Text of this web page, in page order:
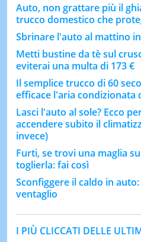
Auto, non grattare più il
trucco domestico che
Sbrinare l'auto al mattino
Metti bustine da tè sul
eviterai una multa di 173 €
Il semplice trucco di 60
efficace l'aria condizionata
Lasci l'auto al sole? Ecco
accendere subito il
invece)
Furti, se trovi una maglia
toglierla: fai così
Sconfiggere il caldo in
ventaglio
I PIÙ CLICCATI DELLE